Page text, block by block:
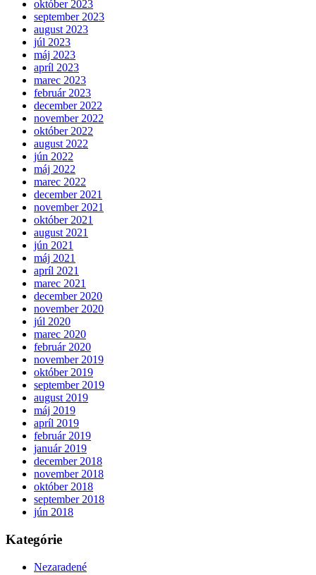
október 2023
september 2023
august 2023
júl 2023
máj 2023
apríl 2023
marec 2023
február 2023
december 2022
november 2022
október 2022
august 2022
jún 2022
máj 2022
marec 2022
december 2021
november 2021
október 2021
august 2021
jún 2021
máj 2021
apríl 2021
marec 2021
december 2020
november 2020
júl 2020
marec 2020
február 2020
november 2019
október 2019
september 2019
august 2019
máj 2019
apríl 2019
február 2019
január 2019
december 2018
november 2018
október 2018
september 2018
jún 2018
Kategórie
Nezaradené